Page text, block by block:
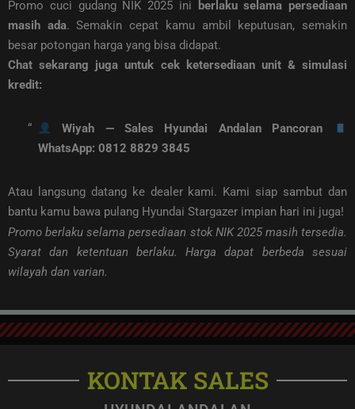
Promo cuci gudang NIK 2025 ini
berlaku selama persediaan
masih ada. Semakin cepat kamu ambil keputusan, semakin
besar potongan harga yang bisa didapat.
Chat sekarang juga untuk cek ketersediaan unit & simulasi
kredit:
Wiyah — Sales Hyundai Andalan Pancoran
WhatsApp: 0812 8829 3845
Atau langsung datang ke dealer kami. Kami siap sambut dan
bantu kamu bawa pulang Hyundai Stargazer impian hari ini juga!
Promo berlaku selama persediaan stok NIK 2025 masih tersedia.
Syarat dan ketentuan berlaku. Harga dapat berbeda sesuai
wilayah dan varian.
KONTAK SALES